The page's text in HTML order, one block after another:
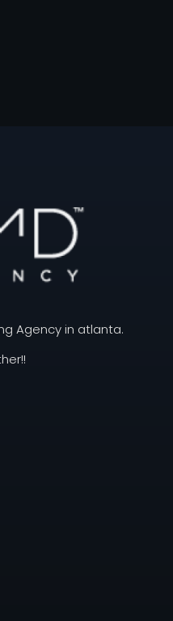
Agency in atlanta.